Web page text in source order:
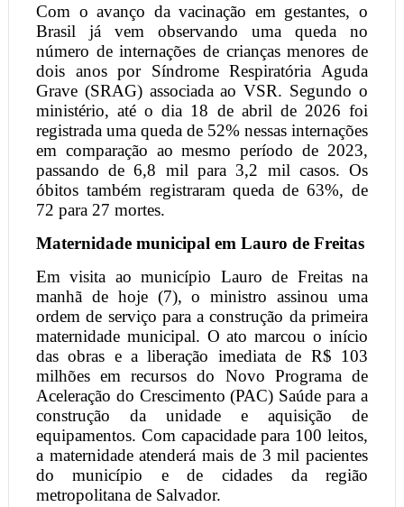
Com o avanço da vacinação em gestantes, o
Brasil já vem observando uma queda no
número de internações de crianças menores de
dois anos por Síndrome Respiratória Aguda
Grave (SRAG) associada ao VSR. Segundo o
ministério, até o dia 18 de abril de 2026 foi
registrada uma queda de 52% nessas internações
em comparação ao mesmo período de 2023,
passando de 6,8 mil para 3,2 mil casos. Os
óbitos também registraram queda de 63%, de
72 para 27 mortes.
Maternidade municipal em Lauro de Freitas
Em visita ao município Lauro de Freitas na
manhã de hoje (7), o ministro assinou uma
ordem de serviço para a construção da primeira
maternidade municipal. O ato marcou o início
das obras e a liberação imediata de R$ 103
milhões em recursos do Novo Programa de
Aceleração do Crescimento (PAC) Saúde para a
construção da unidade e aquisição de
equipamentos. Com capacidade para 100 leitos,
a maternidade atenderá mais de 3 mil pacientes
do município e de cidades da região
metropolitana de Salvador.